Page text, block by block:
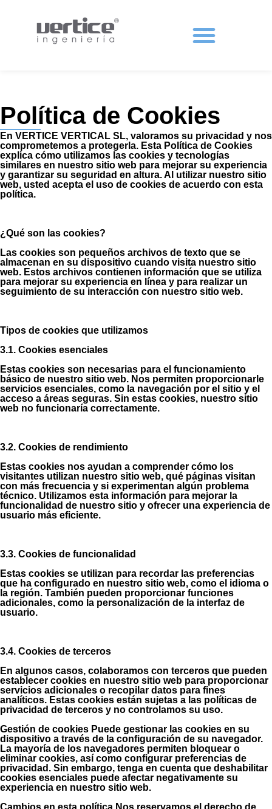
Política de Cookies
En VERTICE VERTICAL SL, valoramos su privacidad y nos
comprometemos a protegerla. Esta Política de Cookies
explica cómo utilizamos las cookies y tecnologías
similares en nuestro sitio web para mejorar su experiencia
y garantizar su seguridad en altura. Al utilizar nuestro sitio
web, usted acepta el uso de cookies de acuerdo con esta
política.
¿Qué son las cookies?
Las cookies son pequeños archivos de texto que se
almacenan en su dispositivo cuando visita nuestro sitio
web. Estos archivos contienen información que se utiliza
para mejorar su experiencia en línea y para realizar un
seguimiento de su interacción con nuestro sitio web.
Tipos de cookies que utilizamos
3.1. Cookies esenciales
Estas cookies son necesarias para el funcionamiento
básico de nuestro sitio web. Nos permiten proporcionarle
servicios esenciales, como la navegación por el sitio y el
acceso a áreas seguras. Sin estas cookies, nuestro sitio
web no funcionaría correctamente.
3.2. Cookies de rendimiento
Estas cookies nos ayudan a comprender cómo los
visitantes utilizan nuestro sitio web, qué páginas visitan
con más frecuencia y si experimentan algún problema
técnico. Utilizamos esta información para mejorar la
funcionalidad de nuestro sitio y ofrecer una experiencia de
usuario más eficiente.
3.3. Cookies de funcionalidad
Estas cookies se utilizan para recordar las preferencias
que ha configurado en nuestro sitio web, como el idioma o
la región. También pueden proporcionar funciones
adicionales, como la personalización de la interfaz de
usuario.
3.4. Cookies de terceros
En algunos casos, colaboramos con terceros que pueden
establecer cookies en nuestro sitio web para proporcionar
servicios adicionales o recopilar datos para fines
analíticos. Estas cookies están sujetas a las políticas de
privacidad de terceros y no controlamos su uso.
Gestión de cookies Puede gestionar las cookies en su
dispositivo a través de la configuración de su navegador.
La mayoría de los navegadores permiten bloquear o
eliminar cookies, así como configurar preferencias de
privacidad. Sin embargo, tenga en cuenta que deshabilitar
cookies esenciales puede afectar negativamente su
experiencia en nuestro sitio web.
Cambios en esta política Nos reservamos el derecho de